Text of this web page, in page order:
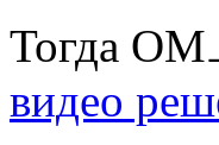
Тогда
видео